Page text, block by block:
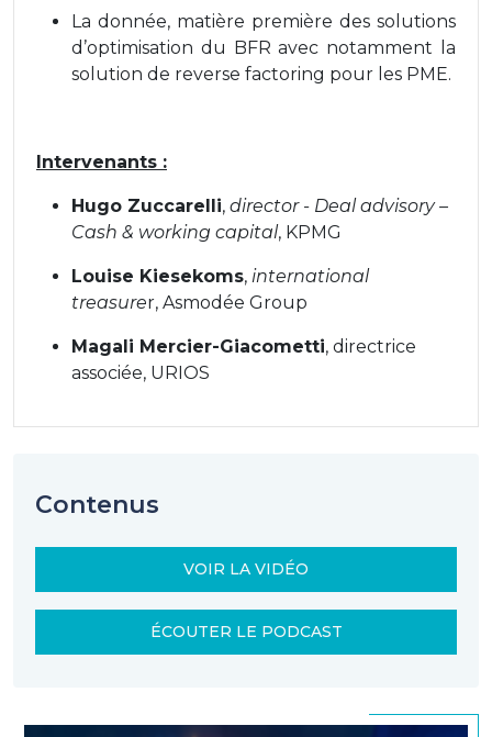
La donnée, matière première des solutions
d’optimisation du BFR avec notamment la
solution de reverse factoring pour les PME.
Intervenants :
Hugo Zuccarelli, director - Deal advisory –
Cash & working capital, KPMG
Louise Kiesekoms, international
treasurer, Asmodée Group
Magali Mercier-Giacometti, directrice
associée, URIOS
Contenus
VOIR LA VIDÉO
ÉCOUTER LE PODCAST